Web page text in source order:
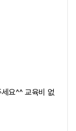
요^^ 교육비 없